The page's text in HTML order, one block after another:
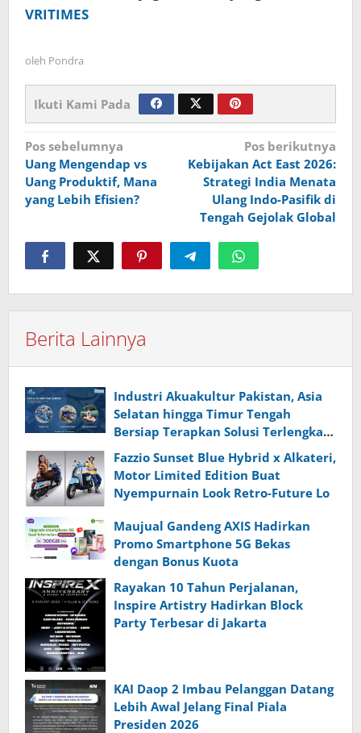
VRITIMES
oleh Pondra
Ikuti Kami Pada
Navigasi
pos
Pos sebelumnya
Uang Mengendap vs
Uang Produktif, Mana
yang Lebih Efisien?
Pos berikutnya
Kebijakan Act East 2026:
Strategi India Menata
Ulang Indo-Pasifik di
Tengah Gejolak Global
Berita Lainnya
Industri Akuakultur Pakistan, Asia
Selatan hingga Timur Tengah
Bersiap Terapkan Solusi Terlengkap
dari Indonesia
Fazzio Sunset Blue Hybrid x Alkateri,
Motor Limited Edition Buat
Nyempurnain Look Retro-Future Lo
Maujual Gandeng AXIS Hadirkan
Promo Smartphone 5G Bekas
dengan Bonus Kuota
Rayakan 10 Tahun Perjalanan,
Inspire Artistry Hadirkan Block
Party Terbesar di Jakarta
KAI Daop 2 Imbau Pelanggan Datang
Lebih Awal Jelang Final Piala
Presiden 2026